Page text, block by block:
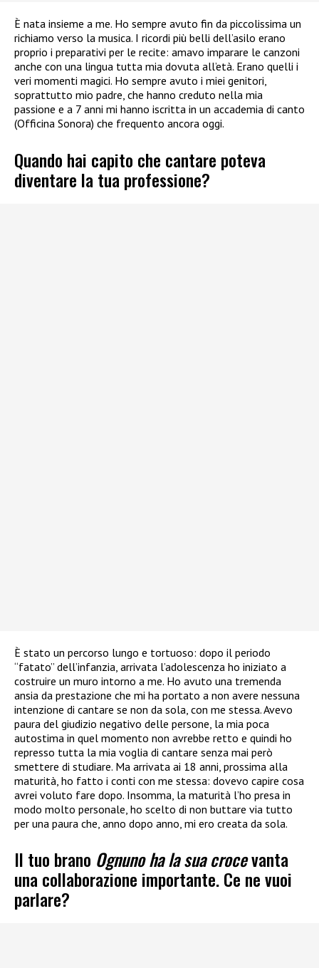
È nata insieme a me. Ho sempre avuto fin da piccolissima un
richiamo verso la musica. I ricordi più belli dell’asilo erano
proprio i preparativi per le recite: amavo imparare le canzoni
anche con una lingua tutta mia dovuta all’età. Erano quelli i
veri momenti magici. Ho sempre avuto i miei genitori,
soprattutto mio padre, che hanno creduto nella mia
passione e a 7 anni mi hanno iscritta in un accademia di canto
(Officina Sonora) che frequento ancora oggi.
Quando hai capito che cantare poteva
diventare la tua professione?
È stato un percorso lungo e tortuoso: dopo il periodo
“fatato” dell’infanzia, arrivata l’adolescenza ho iniziato a
costruire un muro intorno a me. Ho avuto una tremenda
ansia da prestazione che mi ha portato a non avere nessuna
intenzione di cantare se non da sola, con me stessa. Avevo
paura del giudizio negativo delle persone, la mia poca
autostima in quel momento non avrebbe retto e quindi ho
represso tutta la mia voglia di cantare senza mai però
smettere di studiare. Ma arrivata ai 18 anni, prossima alla
maturità, ho fatto i conti con me stessa: dovevo capire cosa
avrei voluto fare dopo. Insomma, la maturità l’ho presa in
modo molto personale, ho scelto di non buttare via tutto
per una paura che, anno dopo anno, mi ero creata da sola.
Il tuo brano Ognuno ha la sua crocevanta
una collaborazione importante. Ce ne vuoi
parlare?